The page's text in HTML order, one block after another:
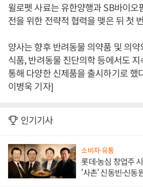
윌로펫 사료는 유한양행과 SB바이오
전을 위한 전략적 협력을 맺은 뒤 첫
양사는 향후 반려동물 의약품 및 의
식품, 반려동물 진단의학 등에서도
통해 다양한 신제품을 출시하기로 했
이병욱 기자]
인기기사
소비자·유통
롯데·농심 창업주
'사촌' 신동빈·신동